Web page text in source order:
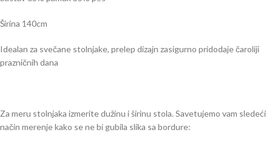
Širina 140cm
Idealan za svečane stolnjake, prelep dizajn zasigurno pridodaje čaroliji
prazničnih dana
Za meru stolnjaka izmerite dužinu i širinu stola. Savetujemo vam sledeći
način merenje kako se ne bi gubila slika sa bordure: